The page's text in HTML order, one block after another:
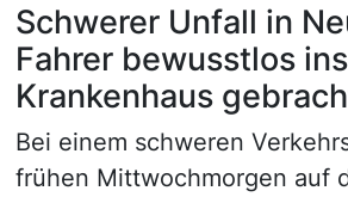
Schwerer Unfall in
Fahrer bewusstlos ins
Krankenhaus
Bei einem schweren
frühen Mittwochmorgen auf